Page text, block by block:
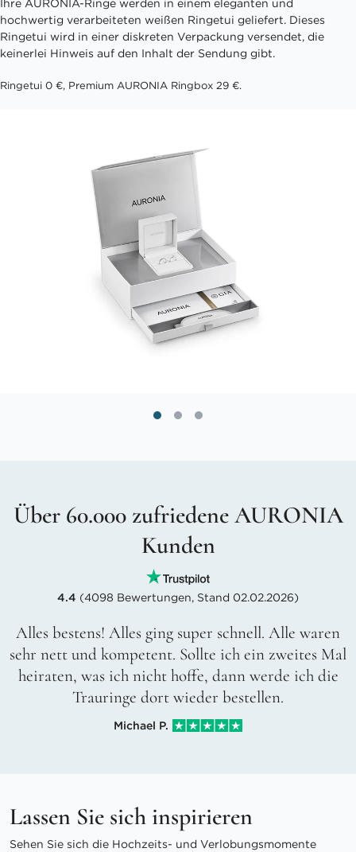
Ihre AURONIA-Ringe werden in einem eleganten und
hochwertig verarbeiteten weißen Ringetui geliefert. Dieses
Ringetui wird in einer diskreten Verpackung versendet, die
keinerlei Hinweis auf den Inhalt der Sendung gibt.
Ringetui 0 €, Premium AURONIA Ringbox 29 €.
Über 60.000 zufriedene AURONIA
Kunden
4.4 (4098 Bewertungen, Stand 02.02.2026)
Alles bestens! Alles ging super schnell. Alle waren
sehr nett und kompetent. Sollte ich ein zweites Mal
heiraten, was ich nicht hoffe, dann werde ich die
Trauringe dort wieder bestellen.
Michael P.
Lassen Sie sich inspirieren
Sehen Sie sich die Hochzeits- und Verlobungsmomente